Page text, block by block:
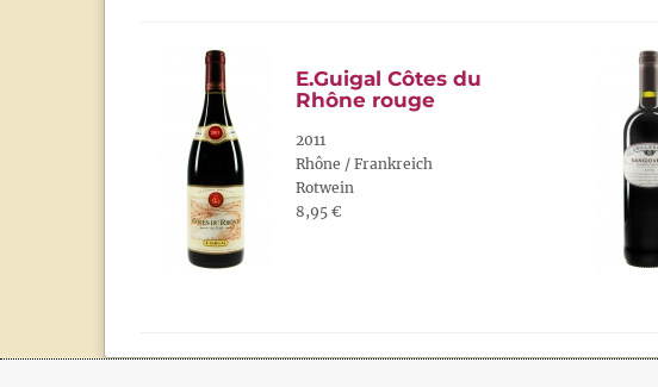
E.Guigal Côtes du
Rhône rouge
2011
Rhône / Frankreich
Rotwein
8,95 €